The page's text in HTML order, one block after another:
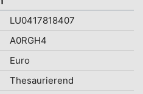
LU0417818407
A0RGH4
Euro
Thesaurierend